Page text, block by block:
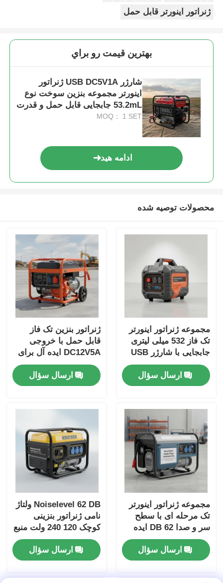
ژنراتور اینورتر قابل حمل
بهترين قيمت رو براي
شارژر USB DC5V1A ژنراتور
اینورتر مجموعه بنزین سوخت نوع
53.2mL جابجایی قابل حمل و قدرت
برای عملیات میدان
MOQ： 1 SET
ادامه هید
محصولات توصیه شده
مجموعه ژنراتور اینورتر
تک فاز 532 میلی لیتری
جابجایی با شارژر USB
DC5V1A منبع انرژی
برای پشتیبان گیری
اضطراری
ارسال سؤال
ژنراتور بنزین تک فاز
قابل حمل با خروجی
DC12V5A ایده آل برای
سایت های کار در فضای
باز و پشتیبان قدرت
اضطراری
ارسال سؤال
مجموعه ژنراتور اینورتر
تک مرحله ای با سطح
سر و صدا 62 DB ایده
آل برای ساخت و ساز و
برق اضطراریارسال سؤال
Noiselevel 62 DB ولتاژ
نامی ژنراتور بنزینی
کوچک 120 240 ولت منبع
انرژی برای رویدادهای
خارج از منزل و موقعیت
های اضطراری
ارسال سؤال